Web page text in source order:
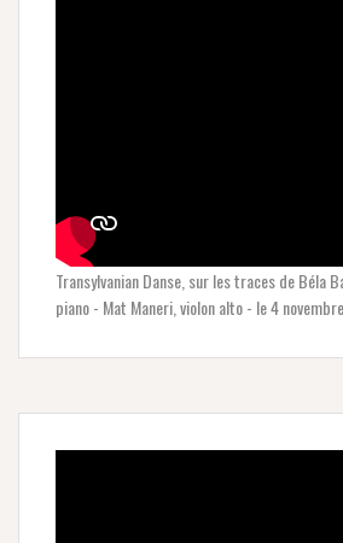
Transylvanian Danse, sur les traces de Béla
piano - Mat Maneri, violon alto - le 4